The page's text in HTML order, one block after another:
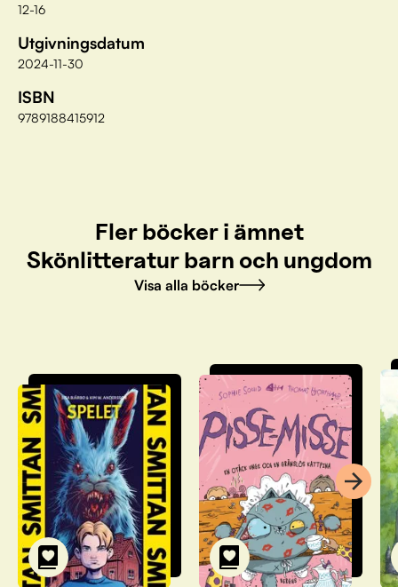
12-16
Utgivningsdatum
2024-11-30
ISBN
9789188415912
Fler böcker i ämnet
Skönlitteratur barn och ungdom
Visa alla böcker